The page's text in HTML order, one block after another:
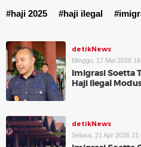
#haji 2025
#haji ilegal
detikNews
Minggu, 17 Mei 2026
Imigrasi Soetta
Haji Ilegal
detikNews
Selasa, 21 Apr 2026